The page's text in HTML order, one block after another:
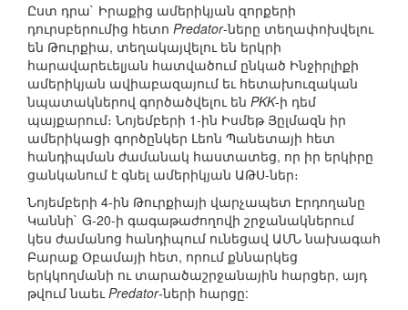
Ըստ դրա` Իրաքից ամերիկյան զորքերի
դուրսբերումից հետո Predator-ները տեղափոխվելու
են Թուրքիա, տեղակայվելու են երկրի
հարավարեւելյան հատվածում ընկած Ինջիրլիքի
ամերիկյան ավիաբազայում եւ հետախուզական
նպատակներով գործածվելու են PKK-ի դեմ
պայքարում։ Նոյեմբերի 1-ին Իսմեթ Յըլմազն իր
ամերիկացի գործընկեր Լեոն Պանետայի հետ
հանդիպման ժամանակ հաստատեց, որ իր երկիրը
ցանկանում է գնել ամերիկյան ԱԹՍ-ներ։
Նոյեմբերի 4-ին Թուրքիայի վարչապետ Էրդողանը
Կաննի` G-20-ի գագաթաժողովի շրջանակներում
կես ժամանոց հանդիպում ունեցավ ԱՄՆ նախագահ
Բարաք Օբամայի հետ, որում քննարկեց
երկկողմանի ու տարածաշրջանային հարցեր, այդ
թվում նաեւPredator-ների հարցը: